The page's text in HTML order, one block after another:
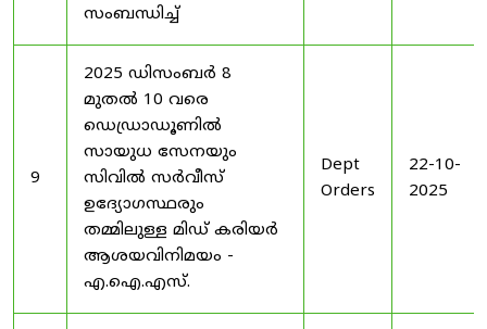
സംബന്ധിച്ച്
9
2025 ഡിസംബർ 8
മുതൽ 10 വരെ
ഡെഡ്രാഡൂണിൽ
സായുധ സേനയും
സിവിൽ സർവീസ്
ഉദ്യോഗസ്ഥരും
തമ്മിലുള്ള മിഡ് കരിയർ
ആശയവിനിമയം -
എ.ഐ.എസ്.
Dept
Orders
22-10-
2025